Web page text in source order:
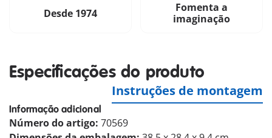
Desde 1974
Fomenta a
imaginação
Especificações do produto
Instruções de montagem
Informação adicional
Número do artigo: 70569